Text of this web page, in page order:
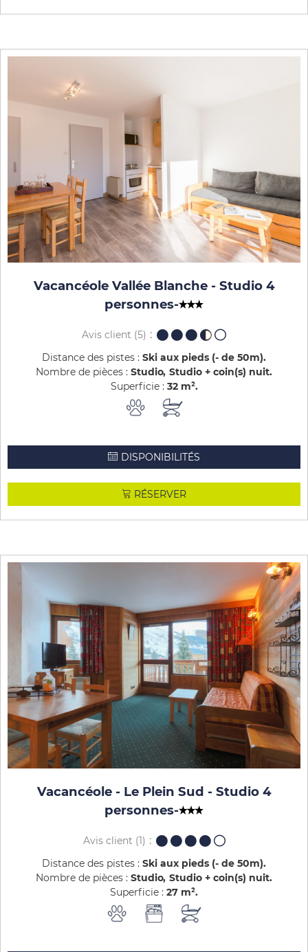
Vacancéole Vallée Blanche - Studio 4
personnes-
Avis client (5)
Distance des pistes : Ski aux pieds (- de 50m)
Nombre de pièces : Studio Studio + coin(s) nuit
Superficie : 32 m²
DISPONIBILITÉS
RÉSERVER
Vacancéole - Le Plein Sud - Studio 4
personnes-
Avis client (1)
Distance des pistes : Ski aux pieds (- de 50m)
Nombre de pièces : Studio Studio + coin(s) nuit
Superficie : 27 m²